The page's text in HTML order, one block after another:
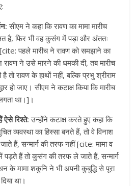
सीएम ने कहा कि रावण का मामा मारीच
है, फिर भी वह कुसंग में पड़ा और अंततः
[cite: पहले मारीच ने रावण को समझाने का
रावण ने उसे मारने की धमकी दी, तब मारीच
तो रावण के हाथों नहीं, बल्कि प्रभु श्रीराम
हो जाए। सीएम ने कटाक्ष किया कि मारीच
था।]।
रिश्ते: उन्होंने कटाक्ष करते हुए कहा कि
व्यवस्था का हिस्सा बनते हैं, तो वे विनाश
हैं, सन्मार्ग की तरफ नहीं [cite: मामा व
पड़ते हैं तो कुसंग की तरफ ले जाते हैं, सन्मार्ग
के मामा शकुनि ने भी अपनी कुबुद्धि से पूरा
था।